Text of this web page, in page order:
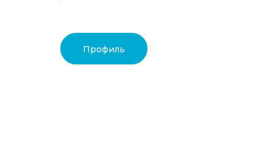
Профиль